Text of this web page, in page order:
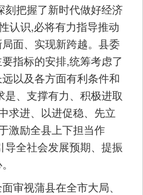
刻把握了新时代做好经济
认识,必将有力指导推动
面、实现新跨越。县委
指标的安排,统筹考虑了
以及各方面有利条件和
、支撑有力、积极进取
求进、以进促稳、先立
激励全县上下担当作
导全社会发展预期、提振
视蒲县在全市大局、